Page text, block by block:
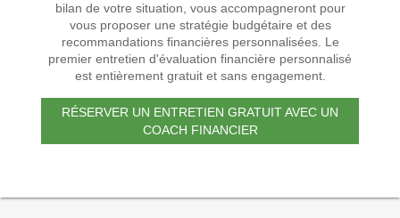
bilan de votre situation, vous accompagneront pour
vous proposer une stratégie budgétaire et des
recommandations financières personnalisées. Le
premier entretien d'évaluation financière personnalisé
est entièrement gratuit et sans engagement.
RÉSERVER UN ENTRETIEN GRATUIT AVEC UN
COACH FINANCIER